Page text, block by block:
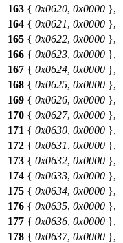
163 { 0x0620, 0x0000 },
164 { 0x0621, 0x0000 },
165 { 0x0622, 0x0000 },
166 { 0x0623, 0x0000 },
167 { 0x0624, 0x0000 },
168 { 0x0625, 0x0000 },
169 { 0x0626, 0x0000 },
170 { 0x0627, 0x0000 },
171 { 0x0630, 0x0000 },
172 { 0x0631, 0x0000 },
173 { 0x0632, 0x0000 },
174 { 0x0633, 0x0000 },
175 { 0x0634, 0x0000 },
176 { 0x0635, 0x0000 },
177 { 0x0636, 0x0000 },
178 { 0x0637, 0x0000 },